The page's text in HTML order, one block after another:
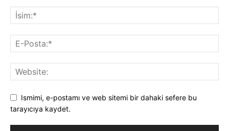
Ismimi, e-postamı ve web sitemi bir dahaki sefere bu
tarayıcıya kaydet.